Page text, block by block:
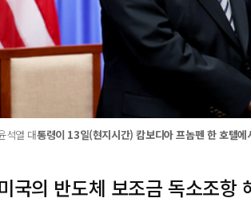
석열 대통령이 13일(현지시간) 캄보디아 프놈펜 한 호텔
국의 반도체 보조금 독소조항